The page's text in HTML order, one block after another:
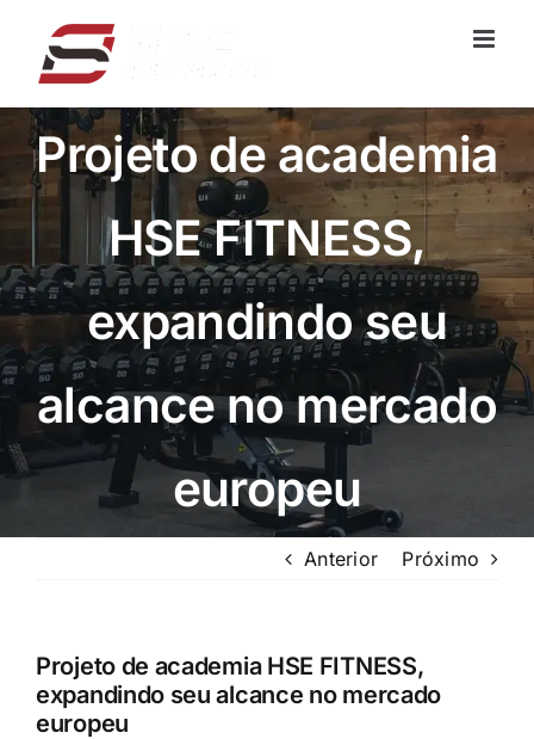
conteúdo
Projeto de academia
HSE FITNESS,
expandindo seu
alcance no mercado
europeu
Anterior Próximo
Projeto de academia HSE FITNESS,
expandindo seu alcance no mercado
europeu